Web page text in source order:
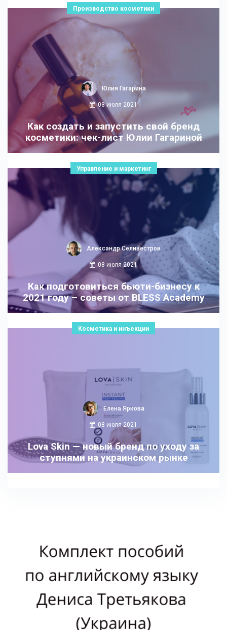
Производство косметики
Юлия Гагарина
08 июля 2021
Как создать и запустить свой бренд
косметики: чек-лист Юлии Гагариной
Управление и маркетинг
Александр Селивестров
08 июля 2021
Как подготовиться бьюти-бизнесу к
2021 году – советы от BLESS Academy
Косметика и инъекции
Елена Яркова
08 июля 2021
Lova Skin — новый бренд по уходу за
ступнями на украинском рынке